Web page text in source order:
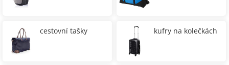
cestovní tašky kufry na kolečkách